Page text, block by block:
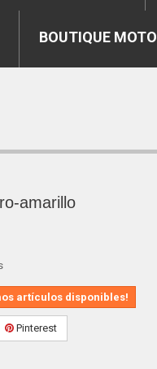
BOUTIQUE MOTO
amarillo
artículos disponibles!
Pinterest